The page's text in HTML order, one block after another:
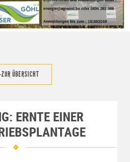
ZUR ÜBERSICHT
ERNTE EINER